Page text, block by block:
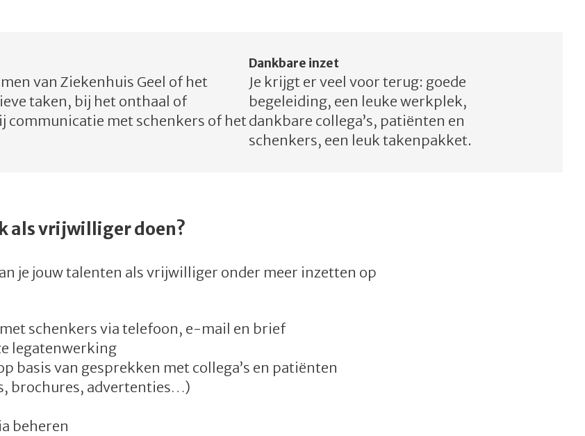
van Ziekenhuis Geel of het
taken, bij het onthaal of
communicatie met schenkers of het
Dankbare inzet
Je krijgt er veel voor terug: goede
begeleiding, een leuke werkplek,
dankbare collega’s, patiënten en
schenkers, een leuk takenpakket.
als vrijwilliger doen?
je jouw talenten als vrijwilliger onder meer inzetten op
schenkers via telefoon, e-mail en brief
legatenwerking
basis van gesprekken met collega’s en patiënten
brochures, advertenties…)
beheren